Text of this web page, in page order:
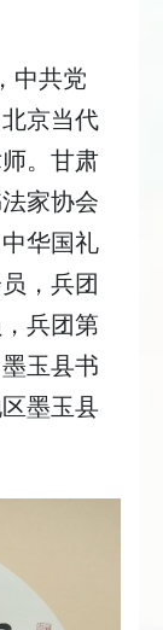
中共党
京当代
。甘肃
家协会
华国礼
，兵团
兵团第
玉县书
墨玉县